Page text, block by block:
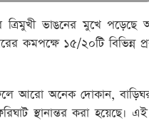
ভাঙনের মুখে পড়েছে
কমপক্ষে ১৫/২০টি বিভিন্ন
আরো অনেক দোকান, বাড়িঘর,
স্থানান্তর করা হয়েছে।